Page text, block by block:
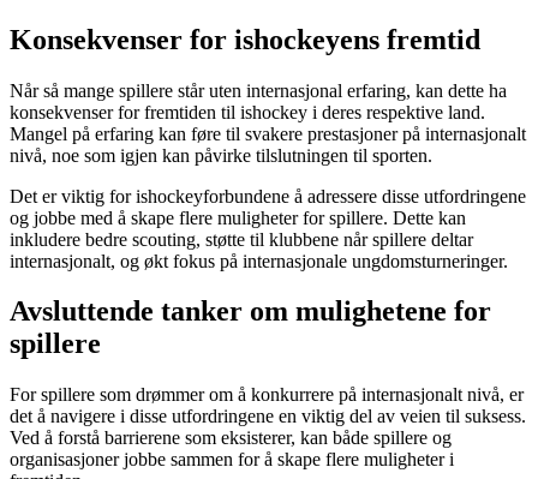
Konsekvenser for ishockeyens fremtid
Når så mange spillere står uten internasjonal erfaring, kan dette ha
konsekvenser for fremtiden til ishockey i deres respektive land.
Mangel på erfaring kan føre til svakere prestasjoner på internasjonalt
nivå, noe som igjen kan påvirke tilslutningen til sporten.
Det er viktig for ishockeyforbundene å adressere disse utfordringene
og jobbe med å skape flere muligheter for spillere. Dette kan
inkludere bedre scouting, støtte til klubbene når spillere deltar
internasjonalt, og økt fokus på internasjonale ungdomsturneringer.
Avsluttende tanker om mulighetene for
spillere
For spillere som drømmer om å konkurrere på internasjonalt nivå, er
det å navigere i disse utfordringene en viktig del av veien til suksess.
Ved å forstå barrierene som eksisterer, kan både spillere og
organisasjoner jobbe sammen for å skape flere muligheter i